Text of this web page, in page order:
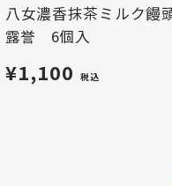
八女濃香抹茶ミルク饅
露誉 6個入
¥1,100 税込